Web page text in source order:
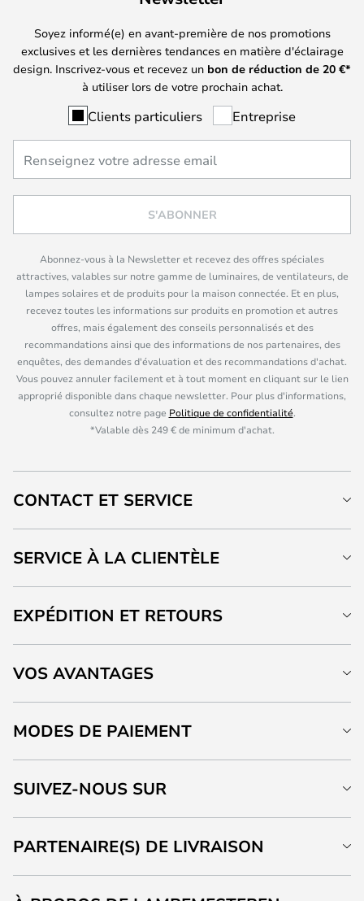
Soyez informé(e) en avant-première de nos promotions
exclusives et les dernières tendances en matière d'éclairage
design. Inscrivez-vous et recevez un bon de réduction de 20 €*
à utiliser lors de votre prochain achat.
Clients particuliers Entreprise
S'ABONNER
Abonnez-vous à la Newsletter et recevez des offres spéciales
attractives, valables sur notre gamme de luminaires, de ventilateurs, de
lampes solaires et de produits pour la maison connectée. Et en plus,
recevez toutes les informations sur produits en promotion et autres
offres, mais également des conseils personnalisés et des
recommandations ainsi que des informations de nos partenaires, des
enquêtes, des demandes d'évaluation et des recommandations d'achat.
Vous pouvez annuler facilement et à tout moment en cliquant sur le lien
approprié disponible dans chaque newsletter. Pour plus d'informations,
consultez notre page Politique de confidentialité.
*Valable dès 249 € de minimum d'achat.
CONTACT ET SERVICE
SERVICE À LA CLIENTÈLE
EXPÉDITION ET RETOURS
VOS AVANTAGES
MODES DE PAIEMENT
SUIVEZ-NOUS SUR
PARTENAIRE(S) DE LIVRAISON